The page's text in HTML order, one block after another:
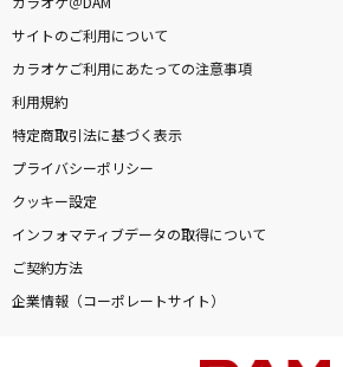
カラオケ＠DAM
サイトのご利用について
カラオケご利用にあたっての注意事項
利用規約
特定商取引法に基づく表示
プライバシーポリシー
クッキー設定
インフォマティブデータの取得について
ご契約方法
企業情報（コーポレートサイト）